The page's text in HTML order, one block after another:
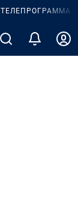
ТЕЛЕПРОГРАММА